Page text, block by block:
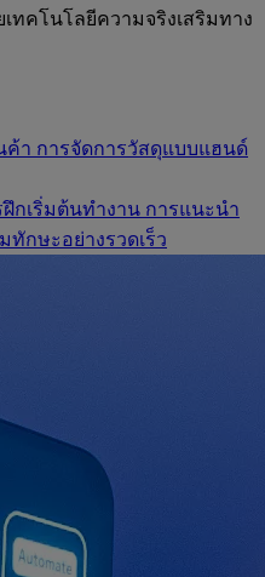
ทคโนโลยีความจริงเสริมทาง
ค้า การจัดการวัสดุแบบแฮนด์
กเริ่มต้นทำงาน การแนะนำ
ทักษะอย่างรวดเร็ว